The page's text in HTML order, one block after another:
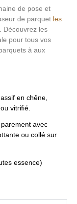
de pose et
de parquet les
Découvrez les
pour tous vos
à aux
en chêne,
vitrifié.
avec
ou collé sur
essence)